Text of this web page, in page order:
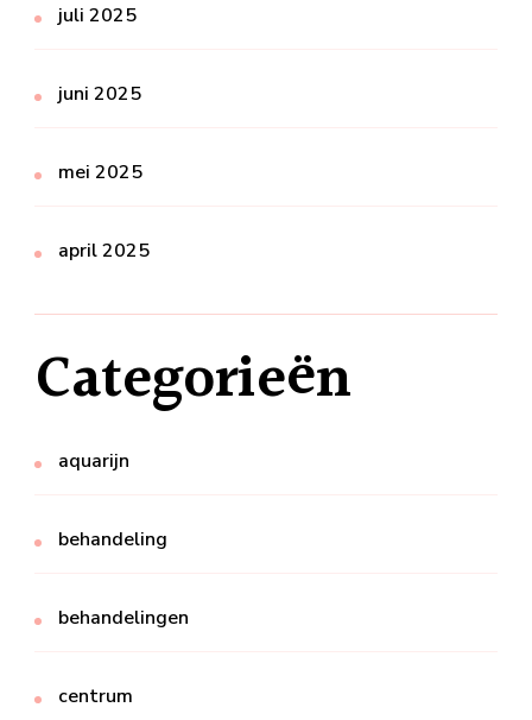
juli 2025
juni 2025
mei 2025
april 2025
Categorieën
aquarijn
behandeling
behandelingen
centrum